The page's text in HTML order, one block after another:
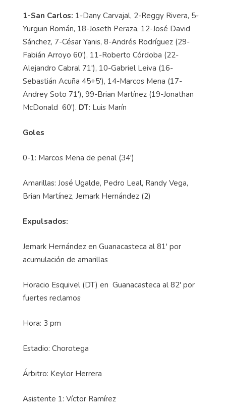
1-San Carlos: 1-Dany Carvajal, 2-Reggy Rivera, 5-
Yurguin Román, 18-Joseth Peraza, 12-José David
Sánchez, 7-César Yanis, 8-Andrés Rodríguez (29-
Fabián Arroyo 60'), 11-Roberto Córdoba (22-
Alejandro Cabral 71'), 10-Gabriel Leiva (16-
Sebastián Acuña 45+5'), 14-Marcos Mena (17-
Andrey Soto 71'), 99-Brian Martínez (19-Jonathan
McDonald 60'). DT: Luis Marín
Goles
0-1: Marcos Mena de penal (34')
Amarillas: José Ugalde, Pedro Leal, Randy Vega,
Brian Martínez, Jemark Hernández (2)
Expulsados:
Jemark Hernández en Guanacasteca al 81' por
acumulación de amarillas
Horacio Esquivel (DT) en Guanacasteca al 82' por
fuertes reclamos
Hora: 3 pm
Estadio: Chorotega
Árbitro: Keylor Herrera
Asistente 1: Víctor Ramírez